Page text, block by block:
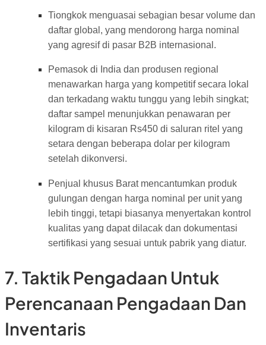
Tiongkok menguasai sebagian besar volume dan
daftar global, yang mendorong harga nominal
yang agresif di pasar B2B internasional.
Pemasok di India dan produsen regional
menawarkan harga yang kompetitif secara lokal
dan terkadang waktu tunggu yang lebih singkat;
daftar sampel menunjukkan penawaran per
kilogram di kisaran Rs450 di saluran ritel yang
setara dengan beberapa dolar per kilogram
setelah dikonversi.
Penjual khusus Barat mencantumkan produk
gulungan dengan harga nominal per unit yang
lebih tinggi, tetapi biasanya menyertakan kontrol
kualitas yang dapat dilacak dan dokumentasi
sertifikasi yang sesuai untuk pabrik yang diatur.
7. Taktik Pengadaan Untuk
Perencanaan Pengadaan Dan
Inventaris